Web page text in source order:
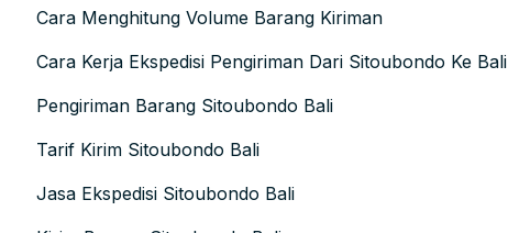
Cara Menghitung Volume Barang Kiriman
Cara Kerja Ekspedisi Pengiriman Dari Sitoubondo Ke Bali
Pengiriman Barang Sitoubondo Bali
Tarif Kirim Sitoubondo Bali
Jasa Ekspedisi Sitoubondo Bali